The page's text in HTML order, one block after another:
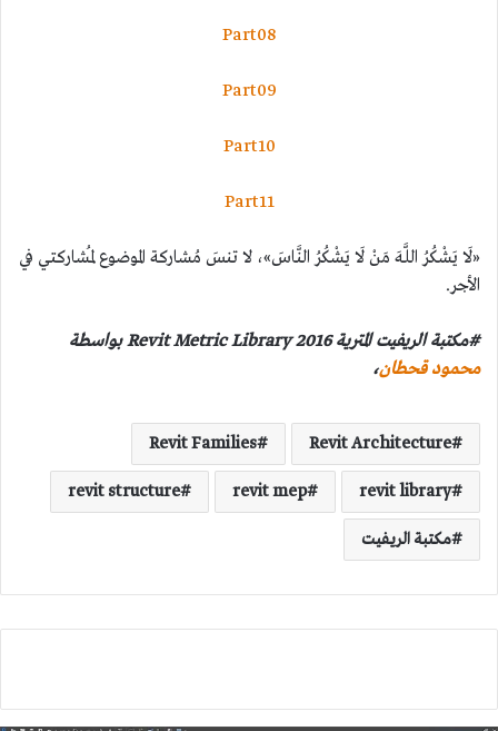
Part08
Part09
Part10
Part11
«لَا يَشْكُرُ اللَّهَ مَنْ لَا يَشْكُرُ النَّاسَ»، لا تنسَ مُشاركة الموضوع لمُشاركتي في
الأجر.
#مكتبة الريفيت المترية 2016 Revit Metric Library بواسطة
محمود قحطان،
Revit Architecture
Revit Families
revit library
revit mep
revit structure
مكتبة الريفيت